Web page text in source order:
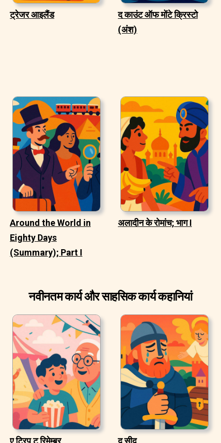
ट्रेजर आइलैंड
द काउंट ऑफ मोंटे क्रिस्टो
(अंश)
Around the World in
Eighty Days
(Summary); Part I
अलादीन के रोमांच; भाग I
नवीनतम कार्य और साहसिक कार्य कहानियां
ए ट्रिप टू रिमेम्बर द सीद